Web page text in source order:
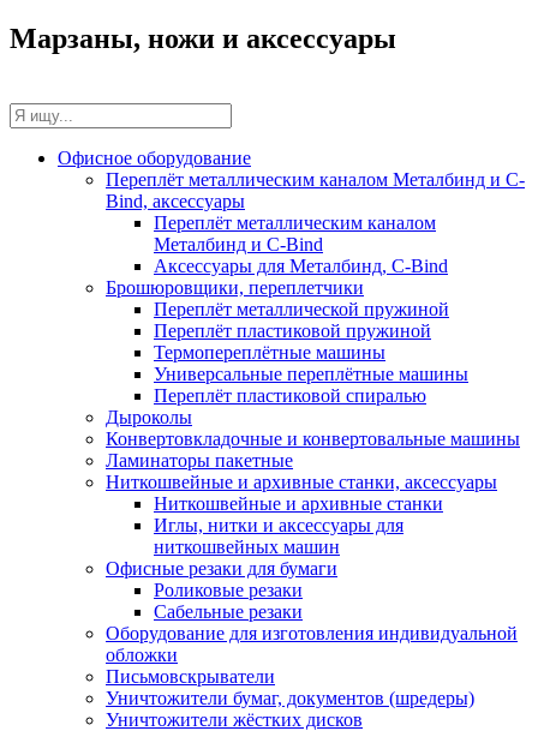
Марзаны, ножи и аксессуары
Офисное оборудование
Переплёт металлическим каналом Металбинд и C-
Bind, аксессуары
Переплёт металлическим каналом
Металбинд и C-Bind
Аксессуары для Металбинд, C-Bind
Брошюровщики, переплетчики
Переплёт металлической пружиной
Переплёт пластиковой пружиной
Термопереплётные машины
Универсальные переплётные машины
Переплёт пластиковой спиралью
Дыроколы
Конвертовкладочные и конвертовальные машины
Ламинаторы пакетные
Ниткошвейные и архивные станки, аксессуары
Ниткошвейные и архивные станки
Иглы, нитки и аксессуары для
ниткошвейных машин
Офисные резаки для бумаги
Роликовые резаки
Сабельные резаки
Оборудование для изготовления индивидуальной
обложки
Письмовскрыватели
Уничтожители бумаг, документов (шредеры)
Уничтожители жёстких дисков